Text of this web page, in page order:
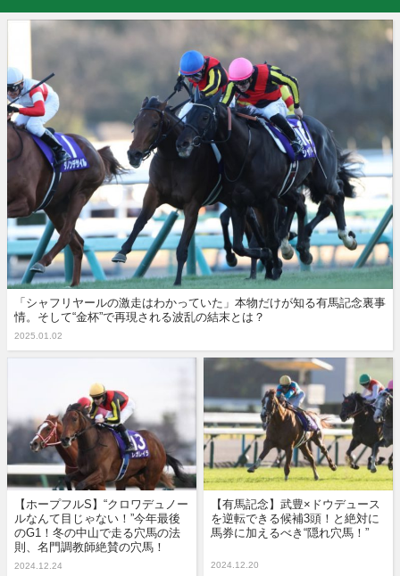
「シャフリヤールの激走はわかっていた」本物だけが知る有馬記念裏事
情。そして“金杯”で再現される波乱の結末とは？
2025.01.02
【ホープフルS】“クロワデュノー
ルなんて目じゃない！”今年最後
のG1！冬の中山で走る穴馬の法
則、名門調教師絶賛の穴馬！
2024.12.24
【有馬記念】武豊×ドウデュース
を逆転できる候補3頭！と絶対に
馬券に加えるべき“隠れ穴馬！”
2024.12.20